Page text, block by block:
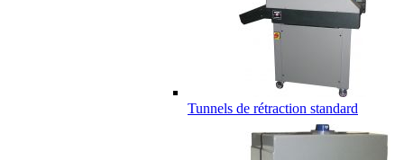
Tunnels de rétraction standard